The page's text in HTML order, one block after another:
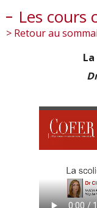
Les cours
> Retour au